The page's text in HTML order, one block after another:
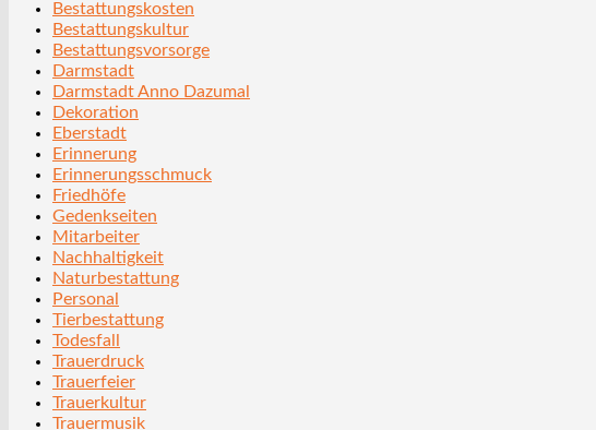
Bestattungskosten
Bestattungskultur
Bestattungsvorsorge
Darmstadt
Darmstadt Anno Dazumal
Dekoration
Eberstadt
Erinnerung
Erinnerungsschmuck
Friedhöfe
Gedenkseiten
Mitarbeiter
Nachhaltigkeit
Naturbestattung
Personal
Tierbestattung
Todesfall
Trauerdruck
Trauerfeier
Trauerkultur
Trauermusik